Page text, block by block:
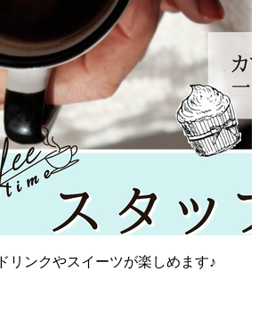
リンクやスイーツが楽しめます♪